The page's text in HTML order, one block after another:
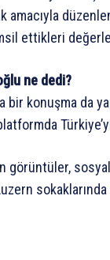
amacıyla
ettikleri
ne dedi?
bir konuşma da
görüntüler, sosyal